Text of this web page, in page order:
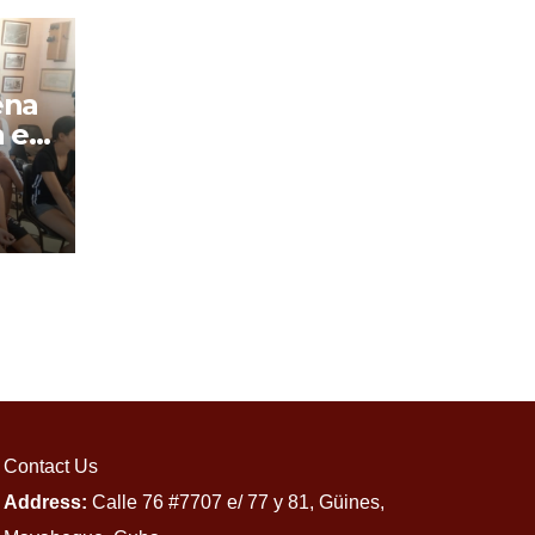
el
Contact Us
Address: Calle 76 #7707 e/ 77 y 81, Güines,